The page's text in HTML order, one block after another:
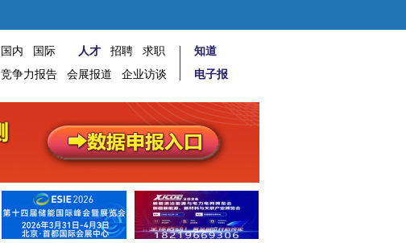
国内 国际 人才 招聘
求职
竞争力报告 会展报道 企业访谈
知道
电子报